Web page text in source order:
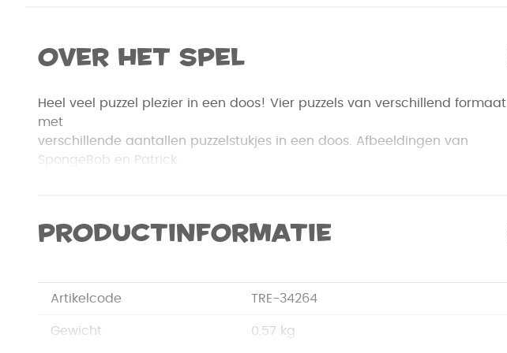
Over het spel
Heel veel puzzel plezier in een doos! Vier puzzels van verschillend formaat
met
verschillende aantallen puzzelstukjes in een doos. Afbeeldingen van
SpongeBob en Patrick.
Productinformatie
Artikelcode TRE-34264
Gewicht 0,57 kg